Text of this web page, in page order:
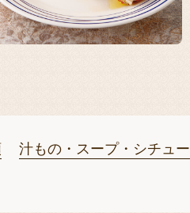
汁もの・スープ・シチュー